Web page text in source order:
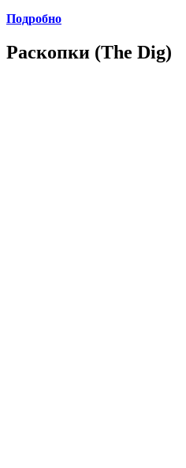
Подробно
Раскопки (The Dig)